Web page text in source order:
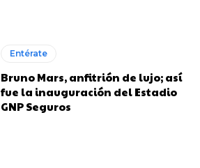
Entérate
Bruno Mars, anfitrión de lujo; así
fue la inauguración del Estadio
GNP Seguros